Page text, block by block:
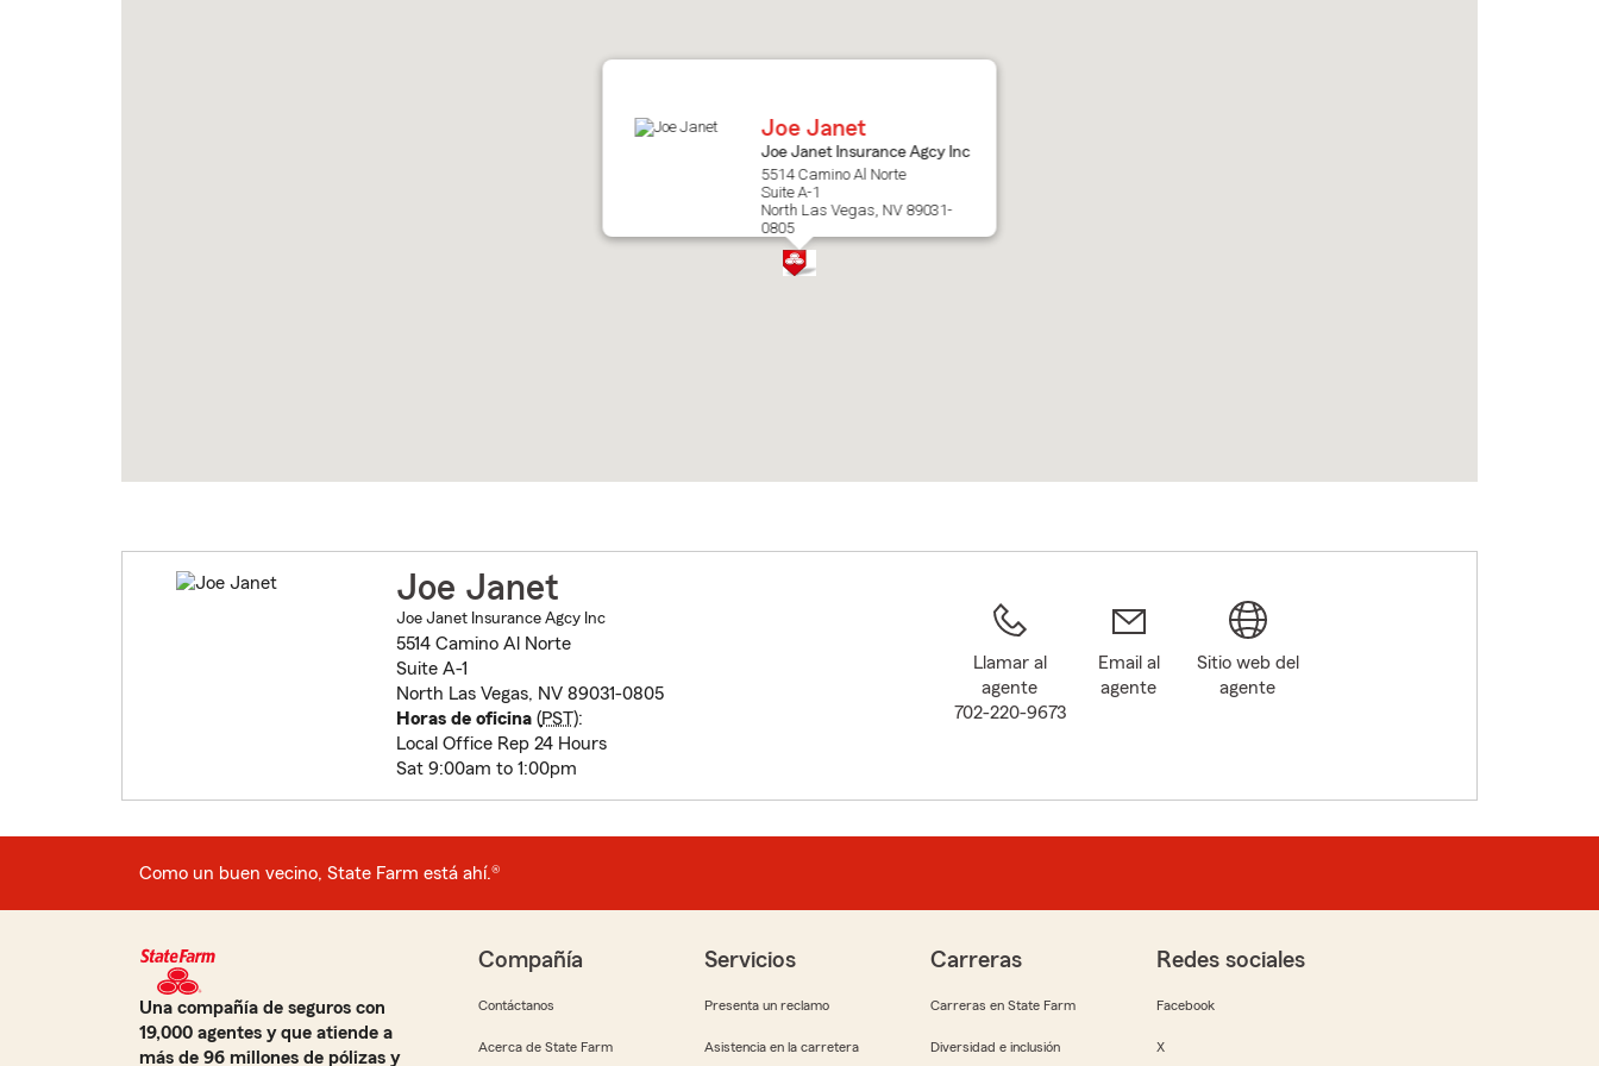
Joe Janet
Joe Janet Insurance Agcy Inc
5514 Camino Al Norte
Suite A-1
North Las Vegas, NV 89031-
0805
Joe Janet
Joe Janet Insurance Agcy Inc
5514 Camino Al Norte
Suite A-1
North Las Vegas, NV 89031-0805
Horas de oficina(PST):
Local Office Rep 24 Hours
Sat 9:00am to 1:00pm
Llamar al
agente
702-220-9673
Email al
agente
Sitio web del
agente
Como un buen vecino, State Farm está ahí.®
Una compañía de seguros con
19,000 agentes y que atiende a
más de 96 millones de pólizas y
Compañía
Contáctanos
Acerca de State Farm
Servicios
Presenta un reclamo
Asistencia en la carretera
Carreras
Carreras en State Farm
Diversidad e inclusión
Redes sociales
Facebook
X